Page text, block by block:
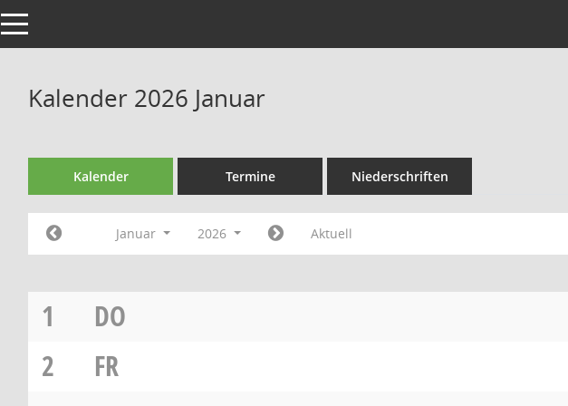
Toggle navigation
Kalender 2026 Januar
Kalender Termine Niederschriften
Januar 2026 Aktuell
1
DO
2
FR